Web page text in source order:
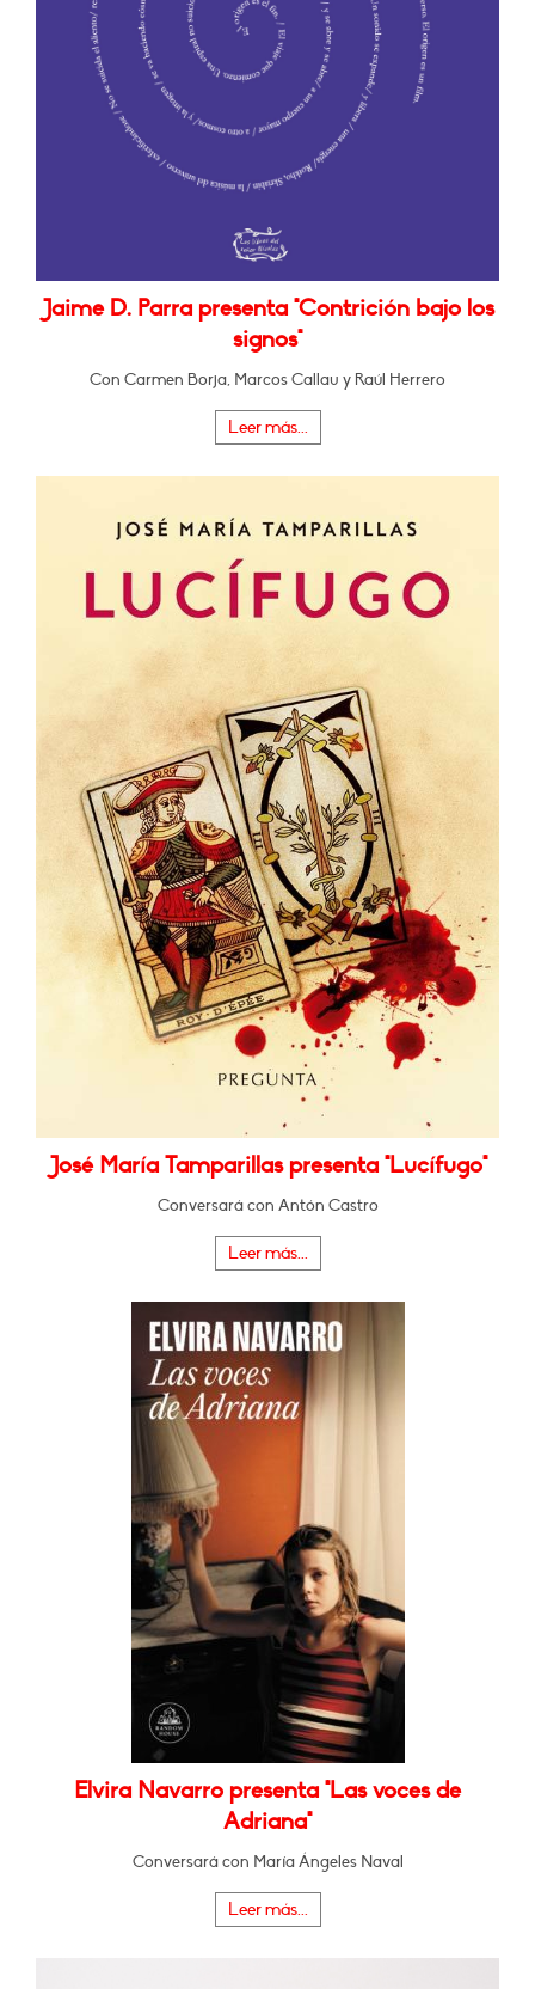
Jaime D. Parra presenta "Contrición bajo los
signos"
Con Carmen Borja, Marcos Callau y Raúl Herrero
Leer más...
José María Tamparillas presenta "Lucífugo"
Conversará con Antón Castro
Leer más...
Elvira Navarro presenta "Las voces de
Adriana"
Conversará con María Ángeles Naval
Leer más...